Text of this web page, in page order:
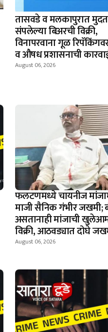
तासवडे व मलकापुरात मुदत
संपलेल्या बिअरची विक्री,
विनापरवाना गूळ
व औषध प्रशासनाची
August 06, 2026
फलटणमध्ये चायनीज
माजी सैनिक गंभीर जखमी;
असतानाही मांजाची
विक्री, आठवड्यात दोघे
August 06, 2026